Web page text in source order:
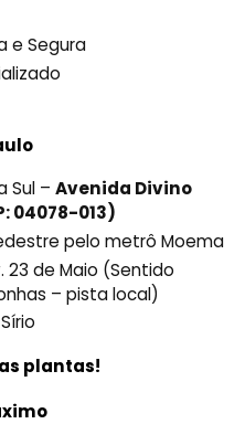
e Segura
Sul –Avenida Divino
04078-013)
pelo metrô Moema
23 de Maio (Sentido
– pista local)
plantas!